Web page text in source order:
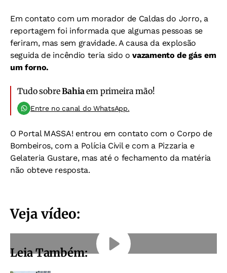
Em contato com um morador de Caldas do Jorro, a
reportagem foi informada que algumas pessoas se
feriram, mas sem gravidade. A causa da explosão
seguida de incêndio teria sido o vazamento de gás em
um forno.
Tudo sobreBahiaem primeira mão!
Entre no canal do WhatsApp.
O Portal MASSA! entrou em contato com o Corpo de
Bombeiros, com a Polícia Civil e com a Pizzaria e
Gelateria Gustare, mas até o fechamento da matéria
não obteve resposta.
Veja vídeo:
Leia Também: